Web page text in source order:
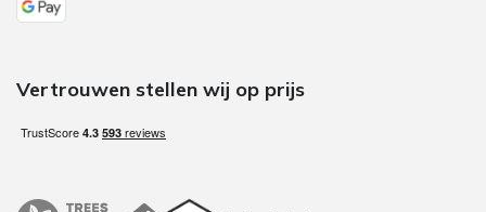
Vertrouwen stellen wij op prijs